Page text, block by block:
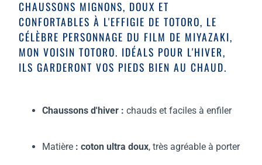
CHAUSSONS MIGNONS, DOUX ET
CONFORTABLES À L'EFFIGIE DE TOTORO, LE
CÉLÈBRE PERSONNAGE DU FILM DE MIYAZAKI,
MON VOISIN TOTORO. IDÉALS POUR L'HIVER,
ILS GARDERONT VOS PIEDS BIEN AU CHAUD.
Chaussons d'hiver : chauds et faciles à enfiler
Matière: coton ultra doux, très agréable à porter